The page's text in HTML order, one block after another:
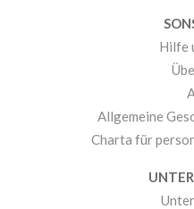
Hilfe
Allgemeine
Charta für